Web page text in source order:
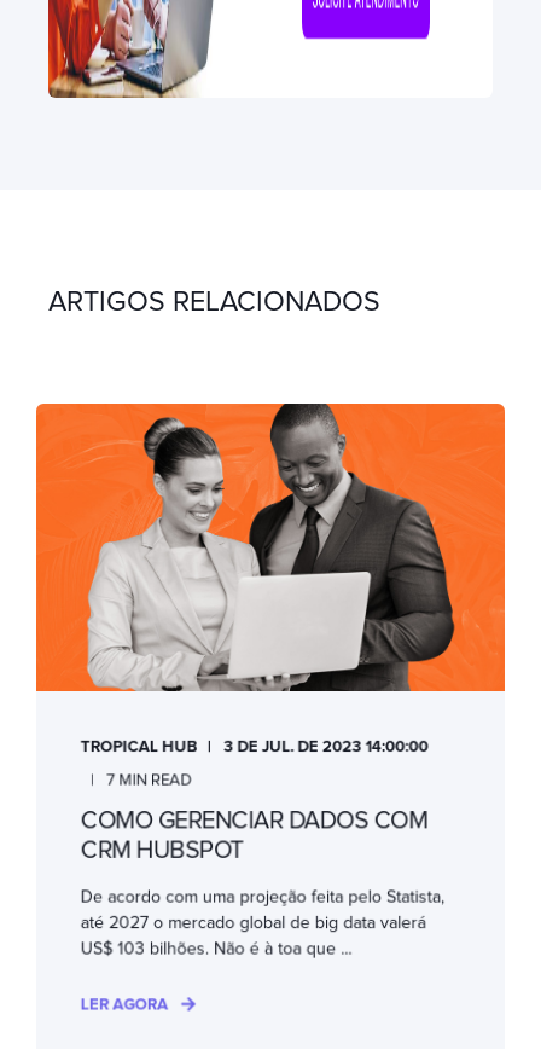
ARTIGOS RELACIONADOS
TROPICAL HUB
3 DE JUL. DE 2023 14:00:00
7 MIN READ
COMO GERENCIAR DADOS COM
CRM HUBSPOT
De acordo com uma projeção feita pelo Statista,
até 2027 o mercado global de big data valerá
US$ 103 bilhões. Não é à toa que ...
LER AGORA